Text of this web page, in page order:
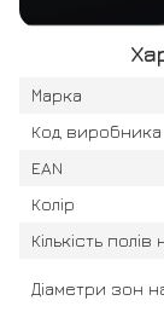
Марка
Код виробника
EAN
Колір
Кількість полів
Діаметри зон